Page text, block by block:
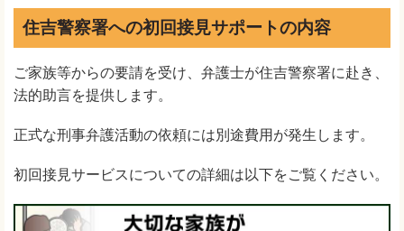
住吉警察署への初回接見サポートの内容
ご家族等からの要請を受け、弁護士が住吉警察署に赴き、
法的助言を提供します。
正式な刑事弁護活動の依頼には別途費用が発生します。
初回接見サービスについての詳細は以下をご覧ください。